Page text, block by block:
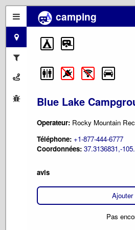
camping
Blue Lake
Operateur: Rocky Mountain
Téléphone: +1-877-444-6777
Coordonnées: 37.3136831,-
avis
Pas